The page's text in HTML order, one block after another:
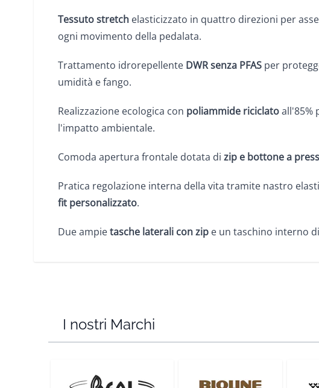
Tessuto stretch elasticizzato in quattro direzioni per
ogni movimento della pedalata.
Trattamento idrorepellente DWR senza PFAS per
umidità e fango.
Realizzazione ecologica con poliammide riciclatoall'85%
l'impatto ambientale.
Comoda apertura frontale dotata di zip e bottone a
Pratica regolazione interna della vita tramite nastro
fit personalizzato.
Due ampietasche laterali con zip e un taschino interno
I nostri Marchi